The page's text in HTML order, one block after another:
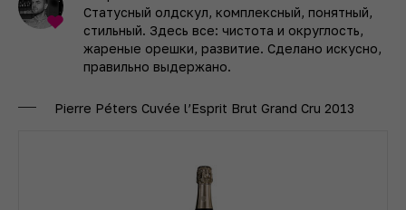
Статусный олдскул, комплексный, понятный,
стильный. Здесь все: чистота и округлость,
жареные орешки, развитие. Сделано искусно,
правильно выдержано.
Pierre Péters Cuvée l’Esprit Brut Grand Cru 2013